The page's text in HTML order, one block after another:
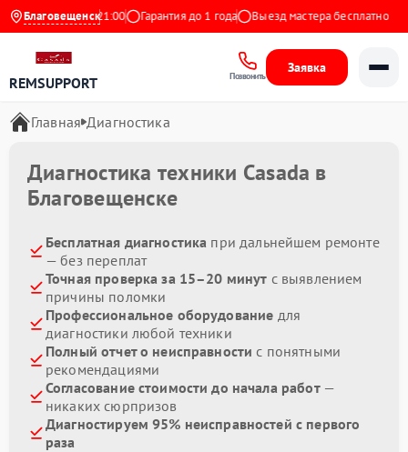
Благовещенск
с 9:00 до 21:00 Гарантия до 1 года Выезд мастера бесплатно
REMSUPPORT Позвонить
Заявка
Главная Диагностика
Диагностика техники Casada в
Благовещенске
Бесплатная диагностика при дальнейшем ремонте
— без переплат
Точная проверка за 15–20 минут с выявлением
причины поломки
Профессиональное оборудование для
диагностики любой техники
Полный отчет о неисправности с понятными
рекомендациями
Согласование стоимости до начала работ—
никаких сюрпризов
Диагностируем 95% неисправностей с первого
раза